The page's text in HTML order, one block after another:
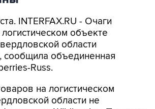
области
объединенная
Russ.
на логистическом
Wildberries. При этом
работу оперативные